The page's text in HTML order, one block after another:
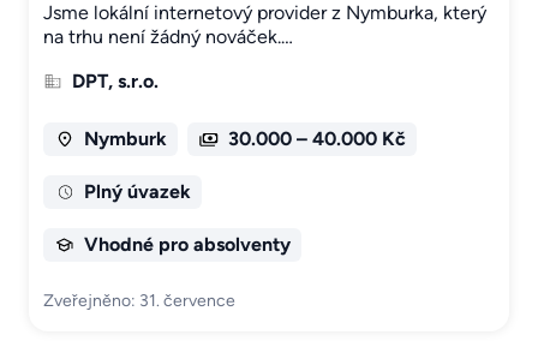
Jsme lokální internetový provider z Nymburka, který
na trhu není žádný nováček.…
DPT, s.r.o.
Nymburk 30.000 – 40.000 Kč
Plný úvazek
Vhodné pro absolventy
Zveřejněno: 31. července